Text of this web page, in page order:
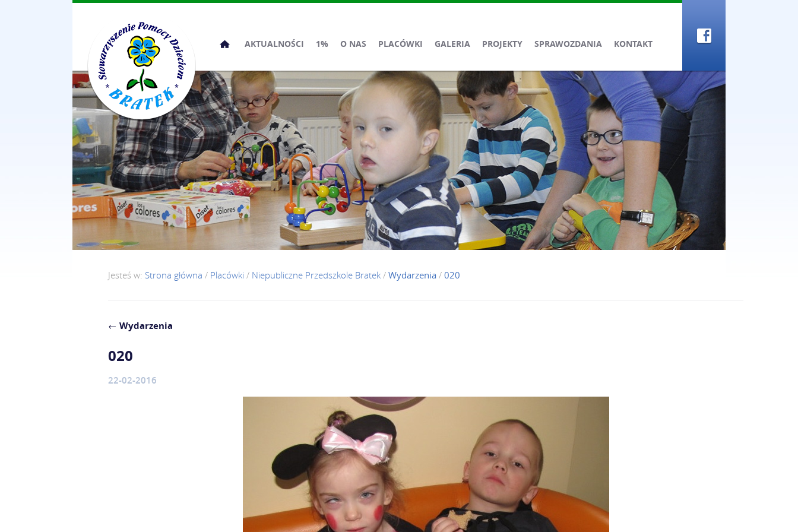
Przeskocz
treści
AKTUALNOŚCI 1% O NAS PLACÓWKI GALERIA PROJEKTY SPRAWOZDANIA KONTAKT
Jesteś w: Strona główna / Placówki / Niepubliczne Przedszkole Bratek / Wydarzenia / 020
← Wydarzenia
020
22-02-2016